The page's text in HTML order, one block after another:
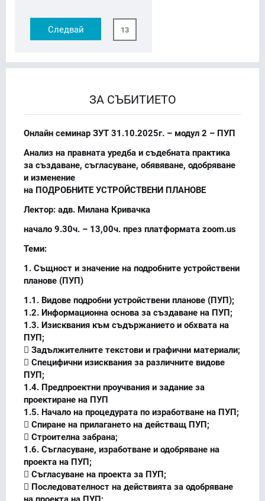
Следвай 13
ЗА СЪБИТИЕТО
Онлайн семинар ЗУТ 31.10.2025г. – модул 2 – ПУП
Анализ на правната уредба и съдебната практика
за създаване, съгласуване, обявяване, одобряване
и изменение
на ПОДРОБНИТЕ УСТРОЙСТВЕНИ ПЛАНОВЕ
Лектор: адв. Милана Кривачка
начало 9.30ч. – 13,00ч. през платформата zoom.us
Теми:
1. Същност и значение на подробните устройствени
планове (ПУП)
1.1. Видове подробни устройствени планове (ПУП);
1.2. Информационна основа за създаване на ПУП;
1.3. Изисквания към съдържанието и обхвата на
ПУП;
 Задължителните текстови и графични материали;
 Специфични изисквания за различните видове
ПУП;
1.4. Предпроектни проучвания и задание за
проектиране на ПУП
1.5. Начало на процедурата по изработване на ПУП;
 Спиране на прилагането на действащ ПУП;
 Строителна забрана;
1.6. Съгласуване, изработване и одобряване на
проекта на ПУП;
 Съгласуване на проекта за ПУП;
 Последователност на действията за одобряване
на проекта на ПУП;